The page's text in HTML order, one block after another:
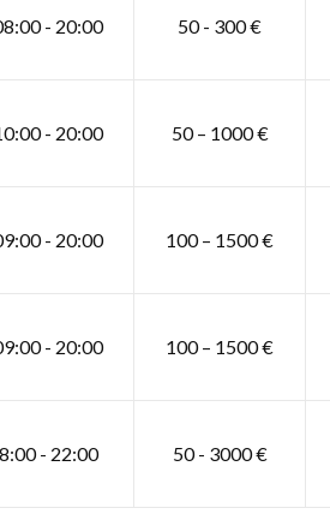
- 20:00 50 - 300 €
- 20:00 50 – 1000 €
- 20:00 100 – 1500 €
- 20:00 100 – 1500 €
8:00 - 22:00 50 - 3000 €